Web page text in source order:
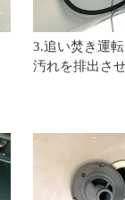
3.追い焚き運
汚れを排出させ